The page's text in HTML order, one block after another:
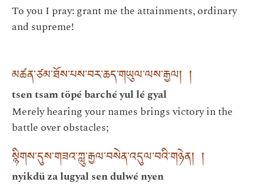
To you I pray: grant me the attainments, ordinary
and supreme!
མཚན་ཙམ་ཐོས་པས་བར་ཆད་གཡུལ་ལས་རྒྱལ། །
tsen tsam töpé barché yul lé gyal
Merely hearing your names brings victory in the
battle over obstacles;
སྙིགས་དུས་གཟའ་ཀླུ་རྒྱལ་བསེན་འདུལ་བའི་གཉེན། །
nyikdü za lugyal sen dulwé nyen